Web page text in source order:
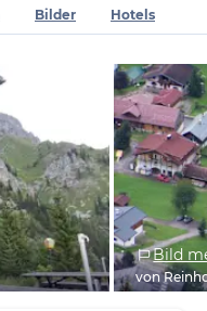
Bilder Hotels
Bild
von